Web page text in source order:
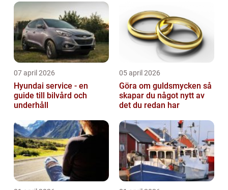
07 april 2026
Hyundai service - en
guide till bilvård och
underhåll
05 april 2026
Göra om guldsmycken så
skapar du något nytt av
det du redan har